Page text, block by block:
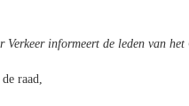
informeert de leden van
raad,